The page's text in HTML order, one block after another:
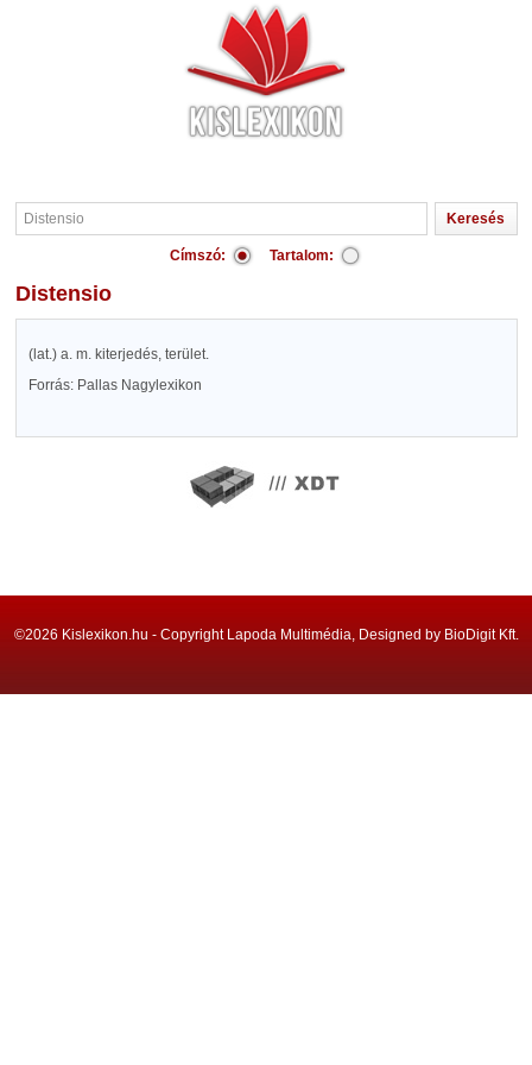
Címszó: Tartalom:
Distensio
(lat.) a. m. kiterjedés, terület.
Forrás: Pallas Nagylexikon
©2026 Kislexikon.hu - Copyright Lapoda Multimédia, Designed by BioDigit Kft.